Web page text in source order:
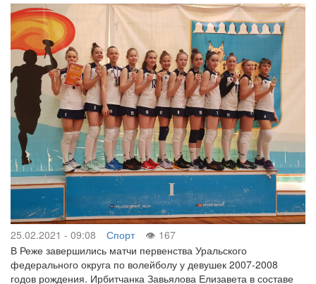
25.02.2021 - 09:08 Спорт
167
В Реже завершились матчи первенства Уральского
федерального округа по волейболу у девушек 2007-2008
годов рождения. Ирбитчанка Завьялова Елизавета в составе